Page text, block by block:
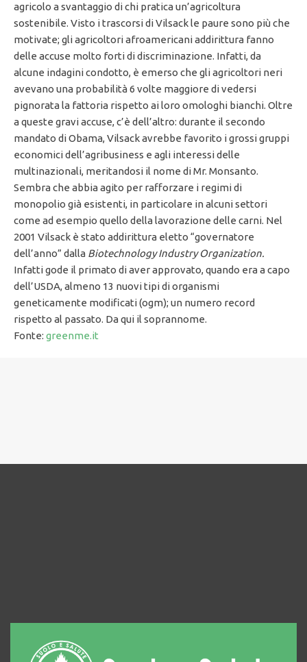
agricolo a svantaggio di chi pratica un’agricoltura
sostenibile. Visto i trascorsi di Vilsack le paure sono più che
motivate; gli agricoltori afroamericani addirittura fanno
delle accuse molto forti di discriminazione. Infatti, da
alcune indagini condotto, è emerso che gli agricoltori neri
avevano una probabilità 6 volte maggiore di vedersi
pignorata la fattoria rispetto ai loro omologhi bianchi. Oltre
a queste gravi accuse, c’è dell’altro: durante il secondo
mandato di Obama, Vilsack avrebbe favorito i grossi gruppi
economici dell’agribusiness e agli interessi delle
multinazionali, meritandosi il nome di Mr. Monsanto.
Sembra che abbia agito per rafforzare i regimi di
monopolio già esistenti, in particolare in alcuni settori
come ad esempio quello della lavorazione delle carni. Nel
2001 Vilsack è stato addirittura eletto “governatore
dell’anno” dalla Biotechnology Industry Organization.
Infatti gode il primato di aver approvato, quando era a capo
dell’USDA, almeno 13 nuovi tipi di organismi
geneticamente modificati (ogm); un numero record
rispetto al passato. Da qui il soprannome.
Fonte: greenme.it